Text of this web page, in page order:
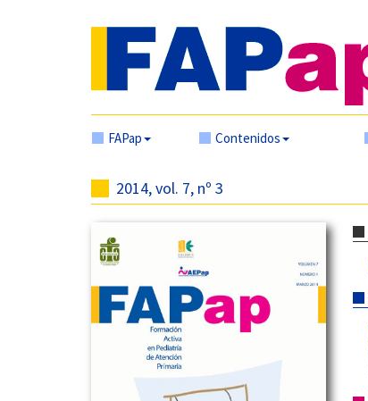
FAPap Contenidos
2014, vol. 7, nº 3